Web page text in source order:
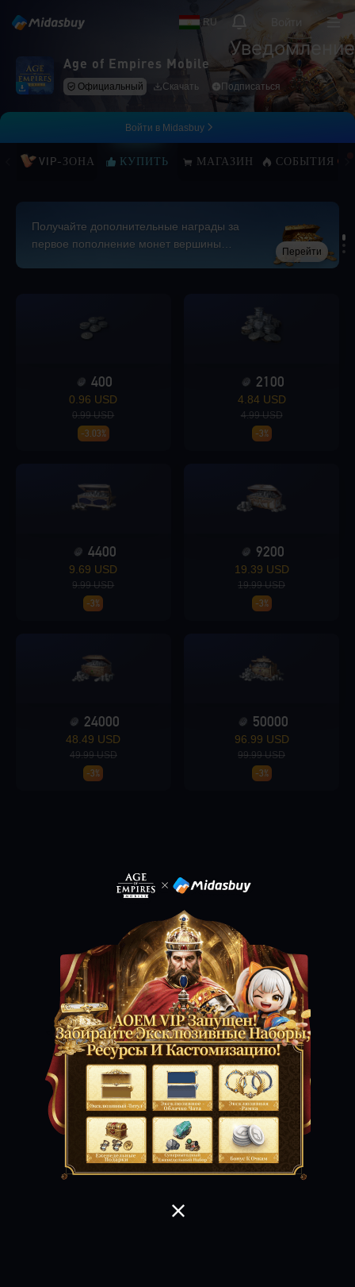
RU
Уведомление
Войти
Age of Empires Mobile
Официальный Скачать Подписаться
Войти в Midasbuy
VIP-ЗОНА КУПИТЬ МАГАЗИН СОБЫТИЯ
Получайте дополнительные награды за
первое пополнение монет вершины
Перейти
Loading...
Loading...
400
0.96 USD
0.99 USD
-3.03%
2100
4.84 USD
4.99 USD
-3%
4400
9.69 USD
9.99 USD
-3%
9200
19.39 USD
19.99 USD
-3%
24000
48.49 USD
49.99 USD
-3%
50000
96.99 USD
99.99 USD
-3%